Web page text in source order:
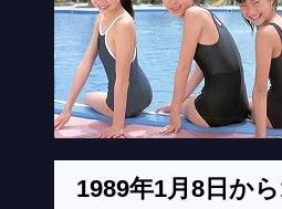
1989年1月8日か